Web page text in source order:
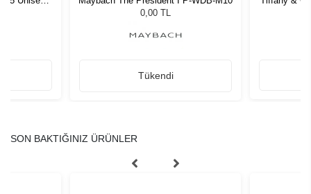
0,00 TL
Tükendi
SON BAKTIĞINIZ ÜRÜNLER